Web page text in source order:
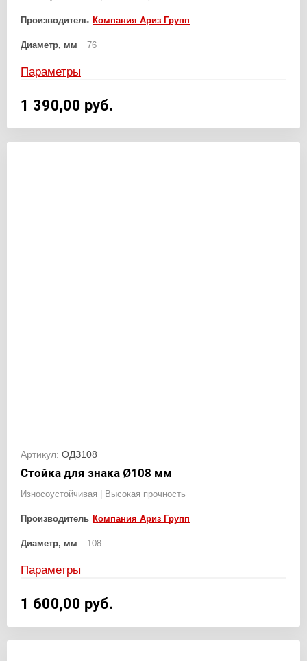
Производитель Компания Ариз Групп
Диаметр, мм 76
Параметры
1 390,00 руб.
Артикул: ОДЗ108
Стойка для знака Ø108 мм
Износоустойчивая | Высокая прочность
Производитель Компания Ариз Групп
Диаметр, мм 108
Параметры
1 600,00 руб.